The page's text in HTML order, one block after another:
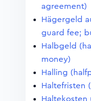
agreement)
Hägergeld
guard fee;
Halbgeld
money)
Halling
Haltefristen
Haltekosten